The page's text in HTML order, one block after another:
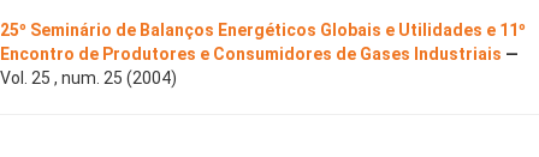
25º Seminário de Balanços Energéticos Globais e Utilidades e 11º
Encontro de Produtores e Consumidores de Gases Industriais —
Vol. 25 , num. 25 (2004)